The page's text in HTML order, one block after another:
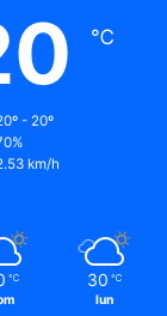
℃
- 20º
km/h
℃ 30 ℃
lun